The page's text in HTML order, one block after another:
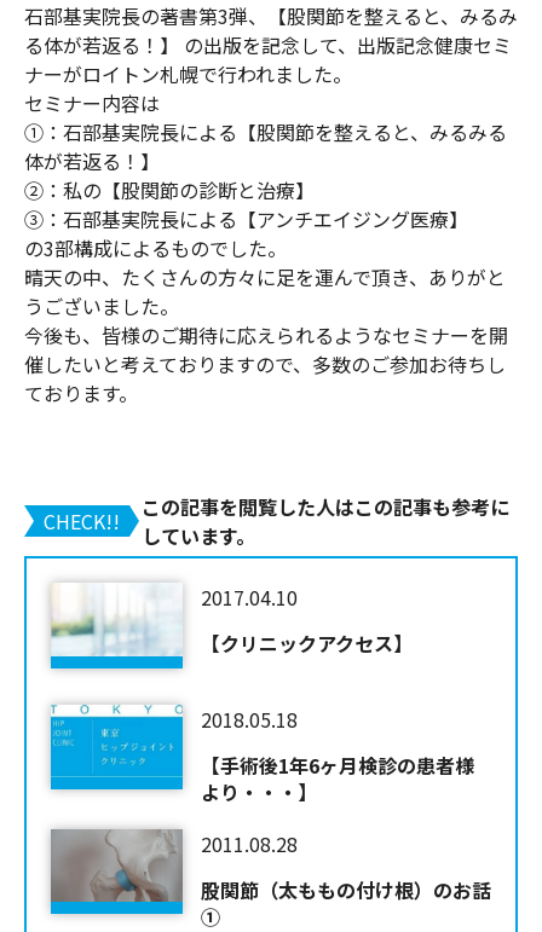
石部基実院長の著書第3弾、【股関節を整えると、みるみ
る体が若返る！】 の出版を記念して、出版記念健康セミ
ナーがロイトン札幌で行われました。
セミナー内容は
①：石部基実院長による【股関節を整えると、みるみる
体が若返る！】
②：私の【股関節の診断と治療】
③：石部基実院長による【アンチエイジング医療】
の3部構成によるものでした。
晴天の中、たくさんの方々に足を運んで頂き、ありがと
うございました。
今後も、皆様のご期待に応えられるようなセミナーを開
催したいと考えておりますので、多数のご参加お待ちし
ております。
CHECK!!
この記事を閲覧した人はこの記事も参考に
しています。
2017.04.10
【クリニックアクセス】
2018.05.18
【手術後1年6ヶ月検診の患者様
より・・・】
2011.08.28
股関節（太ももの付け根）のお話
①